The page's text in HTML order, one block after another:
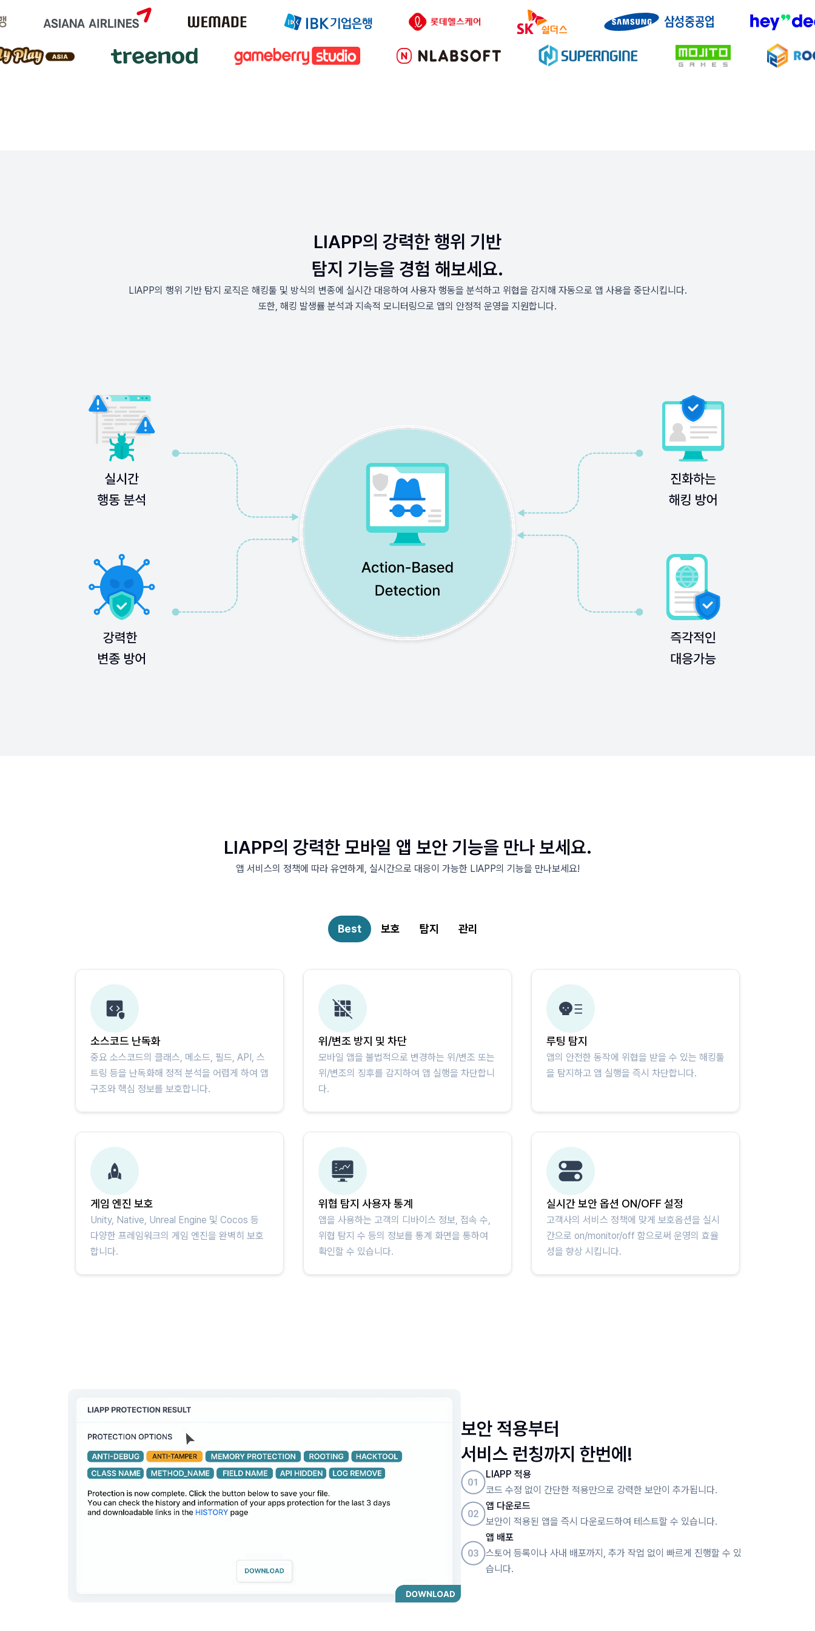
LIAPP의 강력한 행위 기반
탐지 기능을 경험 해보세요.
LIAPP의 행위 기반 탐지 로직은 해킹툴 및 방식의 변종에 실시간 대응하여 사용자 행동을 분석하고 위협을 감지해 자동으로 앱 사용을 중단시킵니다.
또한, 해킹 발생률 분석과 지속적 모니터링으로 앱의 안정적 운영을 지원합니다.
LIAPP의 강력한 모바일 앱 보안 기능을 만나 보세요.
앱 서비스의 정책에 따라 유연하게, 실시간으로 대응이 가능한 LIAPP의 기능을 만나보세요!
Best 보호 탐지 관리
소스코드 난독화
중요 소스코드의 클래스, 메소드, 필드, API, 스
트링 등을 난독화해 정적 분석을 어렵게 하여 앱
구조와 핵심 정보를 보호합니다.
위/변조 방지 및 차단
모바일 앱을 불법적으로 변경하는 위/변조 또는
위/변조의 징후를 감지하여 앱 실행을 차단합니
다.
루팅 탐지
앱의 안전한 동작에 위협을 받을 수 있는 해킹툴
을 탐지하고 앱 실행을 즉시 차단합니다.
게임 엔진 보호
Unity, Native, Unreal Engine 및 Cocos 등
다양한 프레임워크의 게임 엔진을 완벽히 보호
합니다.
위협 탐지 사용자 통계
앱을 사용하는 고객의 디바이스 정보, 접속 수,
위협 탐지 수 등의 정보를 통계 화면을 통하여
확인할 수 있습니다.
실시간 보안 옵션 ON/OFF 설정
고객사의 서비스 정책에 맞게 보호옵션을 실시
간으로 on/monitor/off 함으로써 운영의 효율
성을 향상 시킵니다.
보안 적용부터
서비스 런칭까지 한번에!
LIAPP 적용
코드 수정 없이 간단한 적용만으로 강력한 보안이 추가됩니다.
앱 다운로드
보안이 적용된 앱을 즉시 다운로드하여 테스트할 수 있습니다.
앱 배포
스토어 등록이나 사내 배포까지, 추가 작업 없이 빠르게 진행할 수 있
습니다.